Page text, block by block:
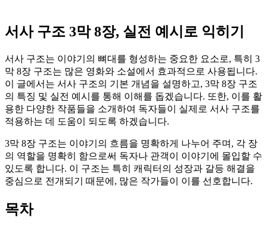
서사 구조 3막 8장, 실전 예시로 익히기
서사 구조는 이야기의 뼈대를 형성하는 중요한 요소로, 특히 3
막 8장 구조는 많은 영화와 소설에서 효과적으로 사용됩니다.
이 글에서는 서사 구조의 기본 개념을 설명하고, 3막 8장 구조
의 특징 및 실전 예시를 통해 이해를 돕겠습니다. 또한, 이를 활
용한 다양한 작품들을 소개하여 독자들이 실제로 서사 구조를
적용하는 데 도움이 되도록 하겠습니다.
3막 8장 구조는 이야기의 흐름을 명확하게 나누어 주며, 각 장
의 역할을 명확히 함으로써 독자나 관객이 이야기에 몰입할 수
있도록 합니다. 이 구조는 특히 캐릭터의 성장과 갈등 해결을
중심으로 전개되기 때문에, 많은 작가들이 이를 선호합니다.
목차